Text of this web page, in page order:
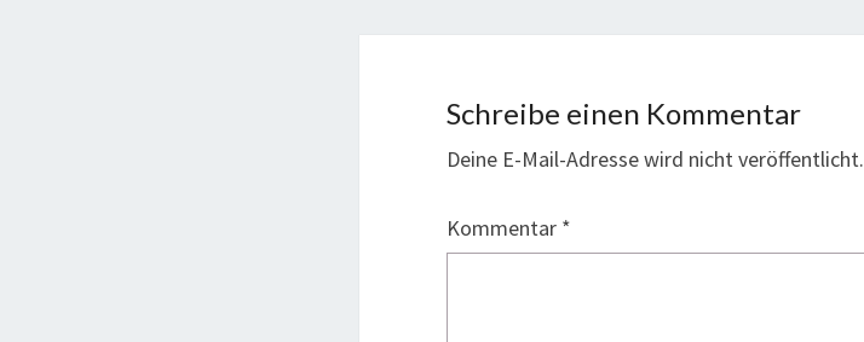
Schreibe einen Kommentar
Deine E-Mail-Adresse wird nicht veröffentlicht.
Kommentar *